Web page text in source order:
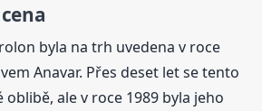
byla na trh uvedena v roce
Anavar. Přes deset let se tento
ale v roce 1989 byla jeho